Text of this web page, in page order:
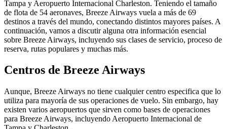
Tampa y Aeropuerto Internacional Charleston. Teniendo el tamaño
de flota de 54 aeronaves, Breeze Airways vuela a más de 69
destinos a través del mundo, conectando distintos mayores países. A
continuación, vamos a discutir alguna otra información esencial
sobre Breeze Airways, incluyendo sus clases de servicio, proceso de
reserva, rutas populares y muchas más.
Centros de Breeze Airways
Aunque, Breeze Airways no tiene cualquier centro especifica que lo
utiliza para mayoría de sus operaciones de vuelo. Sin embargo, hay
existen varios aeropuertos que sirven como bases de operaciones
para Breeze Airways, incluyendo Aeropuerto Internacional de